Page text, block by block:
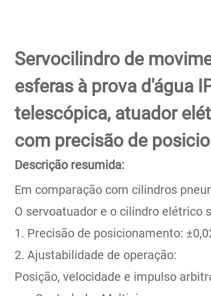
Servocilindro de
esferas à prova d'água
telescópica, atuador
com precisão de
Descrição resumida:
Em comparação com cilindros
O servoatuador e o cilindro elétrico
1. Precisão de posicionamento:
2. Ajustabilidade de operação:
Posição, velocidade e impulso